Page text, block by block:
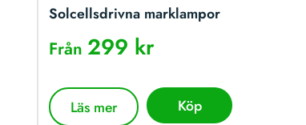
Solcellsdrivna marklampor
Från299 kr
Läs mer Köp